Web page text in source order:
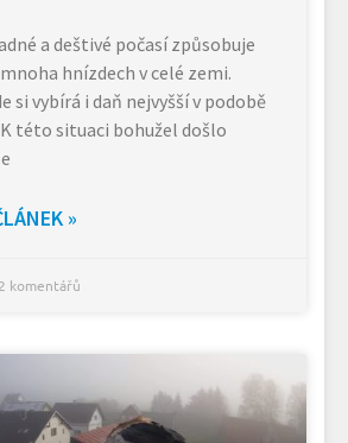
a deštivé počasí způsobuje
hnízdech v celé zemi.
si vybírá i daň nejvyšší v podobě
této situaci bohužel došlo
»
komentářů